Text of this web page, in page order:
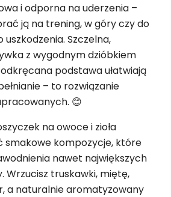
i odporna na uderzenia –
ją na trening, w góry czy do
Szczelna,
z wygodnym dzióbkiem
podstawa ułatwiają
– to rozwiązanie
😊
na owoce i zioła
smakowe kompozycje, które
nawet największych
Wrzucisz truskawki, miętę,
a naturalnie aromatyzowany